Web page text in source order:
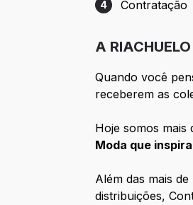
Etapa 4:
4 Contratação
A RIACHUELO
Quando você
receberem as
Hoje somos
Moda que
Além das mais
distribuições,